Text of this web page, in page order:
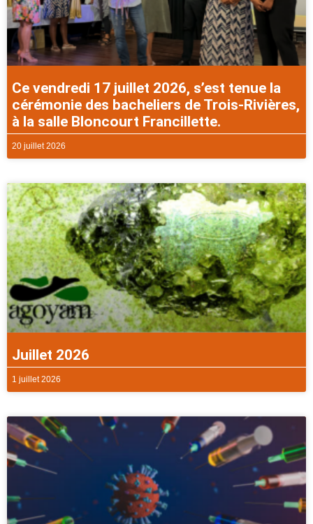
Ce vendredi 17 juillet 2026, s’est tenue la
cérémonie des bacheliers de Trois-Rivières,
à la salle Bloncourt Francillette.
20 juillet 2026
Juillet 2026
1 juillet 2026